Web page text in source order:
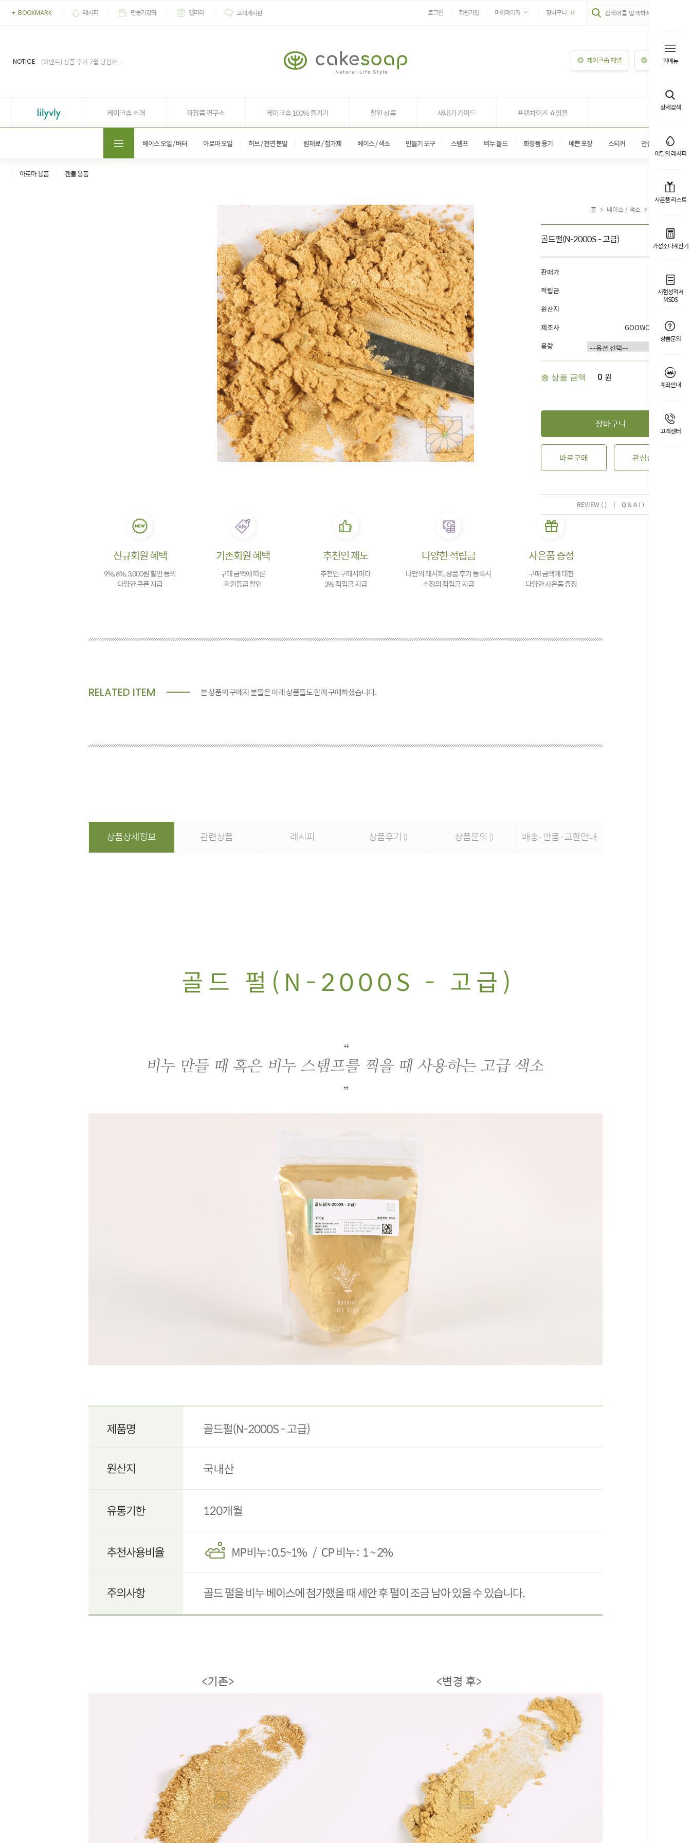
퀵메뉴
상세검색
이달의 레시피
사은품 리스트
가성소다계산기
시험성적서
MSDS
상품문의
계좌안내
고객센터
+ BOOKMARK 레시피 만들기강좌 갤러리 고객게시판 로그인 회원가입 마이페이지 장바구니 0
NOTICE
[이벤트] 상품 후기 7월 당첨자...
케이크솝 채널 이용안내
케이크솝 소개 화장품 연구소 케이크솝 100% 즐기기 할인 상품 새내기 가이드 프랜차이즈 쇼핑몰
베이스 오일 / 버터 아로마 오일 허브 / 천연 분말 원재료 / 첨가제 베이스 / 색소 만들기 도구 스탬프 비누 몰드 화장품 용기 예쁜 포장 스티커 만들기 키트
아로마 용품 캔들 용품
신규회원 혜택
9%, 6%, 3,000원 할인 등의
다양한 쿠폰 지급
기존회원 혜택
구매 금액에 따른
회원등급 할인
추천인 제도
추천인 구매시마다
3% 적립금 지급
다양한 적립금
나만의 레시피, 상품 후기 등록시
소정의 적립금 지급
사은품 증정
구매 금액에 대한
다양한 사은품 증정
RELATED ITEM 본 상품의 구매자 분들은 아래 상품들도 함께 구매하셨습니다.
상품상세정보 관련상품 레시피 상품후기 () 상품문의 () 배송·반품·교환안내
홈 > 베이스 / 색소 >
골드펄(N-2000S - 고급)
판매가
적립금
1%
원산지
제조사
GOOWORL OEM
용량
총 상품 금액 0 원
장바구니
바로구매 관심상품
REVIEW ( ) | Q & A ( )